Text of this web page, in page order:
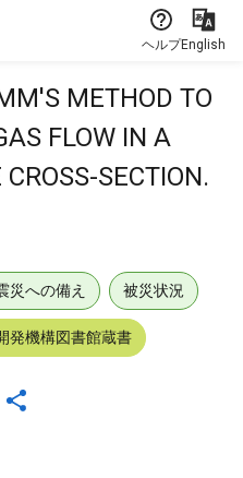
ヘルプEnglish
METHOD TO
FLOW IN A
SECTION.
災への備え 被災状況
発機構図書館蔵書